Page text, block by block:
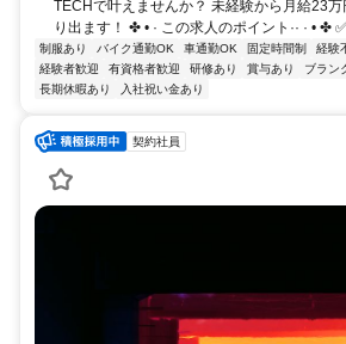
TECHで叶えませんか？ 未経験から月給23
り出ます！ ✤ • · この求人のポイント·· · • ✤
制服あり バイク通勤OK 車通勤OK 固定時間制 経験
経験者歓迎
有資格者歓迎 研修あり 賞与あり ブラン
長期休暇あり
入社祝い金あり
契約社員